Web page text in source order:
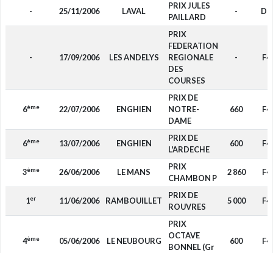
- 25/11/2006 LAVAL
PRIX JULES
PAILLARD
- DP
- 17/09/2006 LES ANDELYS
PRIX
FEDERATION
REGIONALE
DES
COURSES
- F4
6ème 22/07/2006 ENGHIEN
PRIX DE
NOTRE-
DAME
660 F4
6ème 13/07/2006 ENGHIEN
PRIX DE
L'ARDECHE
600 F4
3ème 26/06/2006 LE MANS
PRIX
CHAMBON P
2 860 F4
1er 11/06/2006 RAMBOUILLET
PRIX DE
ROUVRES
5 000 F4
4ème 05/06/2006 LE NEUBOURG
PRIX
OCTAVE
BONNEL (Gr
600 F4